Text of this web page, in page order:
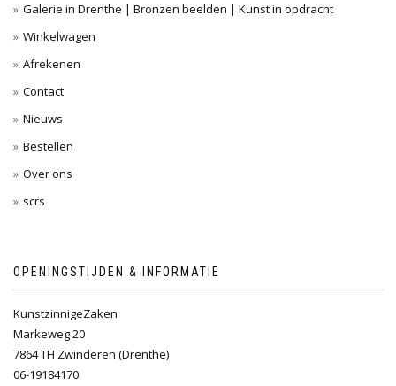
Galerie in Drenthe | Bronzen beelden | Kunst in opdracht
Winkelwagen
Afrekenen
Contact
Nieuws
Bestellen
Over ons
scrs
OPENINGSTIJDEN & INFORMATIE
KunstzinnigeZaken
Markeweg 20
7864 TH Zwinderen (Drenthe)
06-19184170